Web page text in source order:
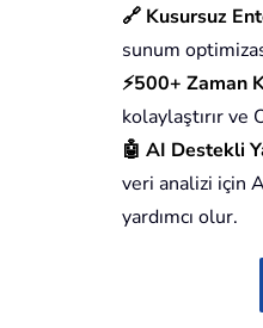
🔗 Kusursuz
sunum
⚡500+ Zaman
kolaylaştırır ve
🤖 AI Destekli
veri analizi için
yardımcı olur.